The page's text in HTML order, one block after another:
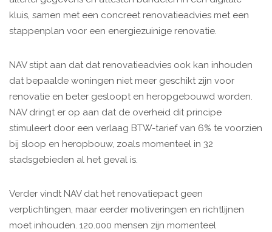
kluis, samen met een concreet renovatieadvies met een
stappenplan voor een energiezuinige renovatie.
NAV stipt aan dat dat renovatieadvies ook kan inhouden
dat bepaalde woningen niet meer geschikt zijn voor
renovatie en beter gesloopt en heropgebouwd worden.
NAV dringt er op aan dat de overheid dit principe
stimuleert door een verlaag BTW-tarief van 6% te voorzien
bij sloop en heropbouw, zoals momenteel in 32
stadsgebieden al het geval is.
Verder vindt NAV dat het renovatiepact geen
verplichtingen, maar eerder motiveringen en richtlijnen
moet inhouden. 120.000 mensen zijn momenteel